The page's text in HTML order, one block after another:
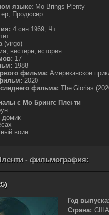
языке: Mo Brings Plenty
Продюсер
4 сен 1969, Чт
(virgo)
вестерн, история
17
1988
фильма: Американское
2020
фильма: The Glorias
с Мо Брингс Пленти
домик
воин
- фильмография:
Год выпуска:
Страна: США